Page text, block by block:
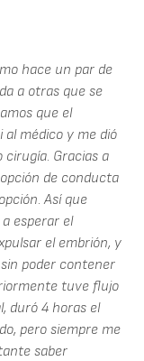
hace un par de
a otras que se
que el
al médico y me dió
cirugía. Gracias a
de conducta
Así que
esperar el
el embrión, y
poder contener
tuve flujo
duró 4 horas el
pero siempre me
saber